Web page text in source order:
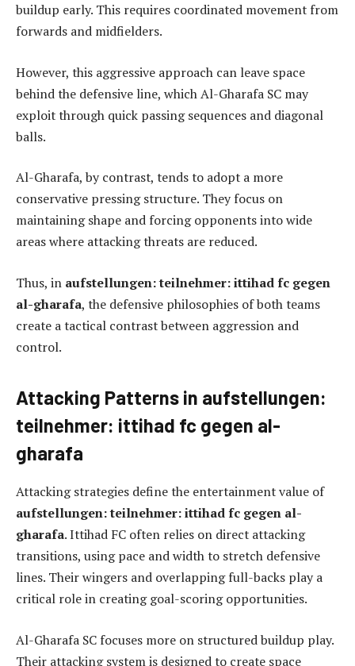
buildup early. This requires coordinated movement from
forwards and midfielders.
However, this aggressive approach can leave space
behind the defensive line, which Al-Gharafa SC may
exploit through quick passing sequences and diagonal
balls.
Al-Gharafa, by contrast, tends to adopt a more
conservative pressing structure. They focus on
maintaining shape and forcing opponents into wide
areas where attacking threats are reduced.
Thus, in aufstellungen: teilnehmer: ittihad fc gegen
al-gharafa, the defensive philosophies of both teams
create a tactical contrast between aggression and
control.
Attacking Patterns in aufstellungen:
teilnehmer: ittihad fc gegen al-
gharafa
Attacking strategies define the entertainment value of
aufstellungen: teilnehmer: ittihad fc gegen al-
gharafa. Ittihad FC often relies on direct attacking
transitions, using pace and width to stretch defensive
lines. Their wingers and overlapping full-backs play a
critical role in creating goal-scoring opportunities.
Al-Gharafa SC focuses more on structured buildup play.
Their attacking system is designed to create space